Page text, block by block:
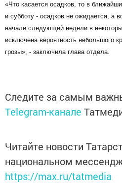
«Что касается осадков, то в
и субботу - осадков не ожидается, а
начале следующей недели в
исключена вероятность небольшого
грозы», - заключила глава отдела.
Следите за самым
Telegram-канале
Читайте новости
национальном
https://max.ru/tatmedia